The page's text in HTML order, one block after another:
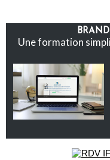
Une formation